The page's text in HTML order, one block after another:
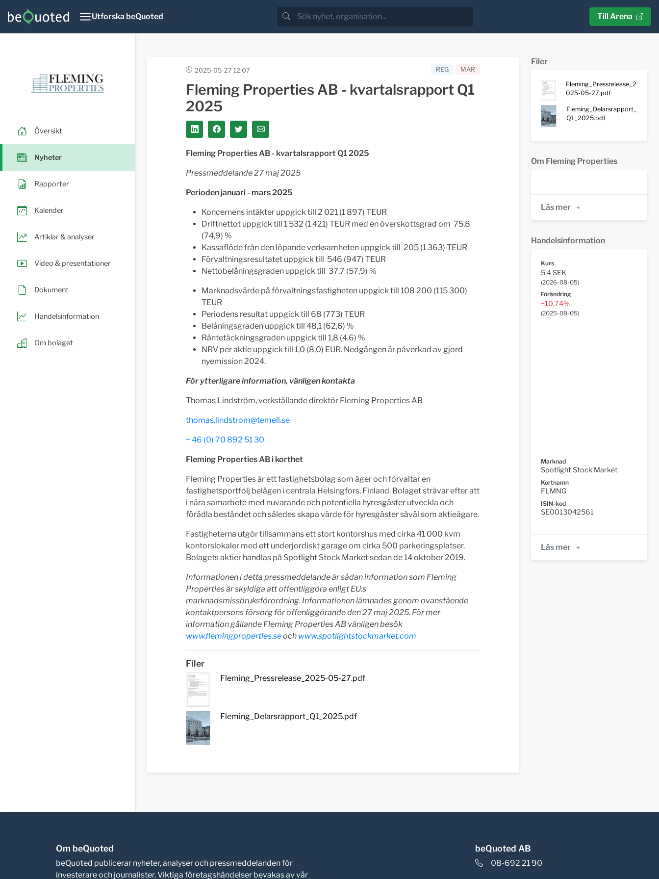
Utforska beQuoted Till Arena
Översikt
Nyheter
Rapporter
Kalender
Artiklar & analyser
Video & presentationer
Dokument
Handelsinformation
Om bolaget
2025-05-27 12:07 REG MAR
Fleming Properties AB - kvartalsrapport Q1
2025
Fleming Properties AB - kvartalsrapport Q1 2025
Pressmeddelande 27 maj 2025
Perioden januari - mars 2025
Koncernens intäkter uppgick till 2 021 (1 897) TEUR
Driftnettot uppgick till 1 532 (1 421) TEUR med en överskottsgrad om 75,8
(74,9) %
Kassaflöde från den löpande verksamheten uppgick till 205 (1 363) TEUR
Förvaltningsresultatet uppgick till 546 (947) TEUR
Nettobelåningsgraden uppgick till 37,7 (57,9) %
Marknadsvärde på förvaltningsfastigheten uppgick till 108 200 (115 300)
TEUR
Periodens resultat uppgick till 68 (773) TEUR
Belåningsgraden uppgick till 48,1 (62,6) %
Räntetäckningsgraden uppgick till 1,8 (4,6) %
NRV per aktie uppgick till 1,0 (8,0) EUR. Nedgången är påverkad av gjord
nyemission 2024.
För ytterligare information, vänligen kontakta
Thomas Lindström, verkställande direktör Fleming Properties AB
thomas.lindstrom@temell.se
+ 46 (0) 70 892 51 30
Fleming Properties AB i korthet
Fleming Properties är ett fastighetsbolag som äger och förvaltar en
fastighetsportfölj belägen i centrala Helsingfors, Finland. Bolaget strävar efter att
i nära samarbete med nuvarande och potentiella hyresgäster utveckla och
förädla beståndet och således skapa värde för hyresgäster såväl som aktieägare.
Fastigheterna utgör tillsammans ett stort kontorshus med cirka 41 000 kvm
kontorslokaler med ett underjordiskt garage om cirka 500 parkeringsplatser.
Bolagets aktier handlas på Spotlight Stock Market sedan de 14 oktober 2019.
Informationen i detta pressmeddelande är sådan information som Fleming
Properties är skyldiga att offentliggöra enligt EU:s
marknadsmissbruksförordning. Informationen lämnades genom ovanstående
kontaktpersons försorg för offenliggörande den 27 maj 2025. För mer
information gällande Fleming Properties AB vänligen besök
www.flemingproperties.seoch www.spotlightstockmarket.com
Filer
Fleming_Pressrelease_2025-05-27.pdf
Fleming_Delarsrapport_Q1_2025.pdf
Filer
Fleming_Pressrelease_2
025-05-27.pdf
Fleming_Delarsrapport_
Q1_2025.pdf
Om Fleming Properties
Läs mer
Handelsinformation
Kurs
5,4 SEK
(2026-08-05)
Förändring
−10,74%
(2025-08-05)
Marknad
Spotlight Stock Market
Kortnamn
FLMNG
ISIN-kod
SE0013042561
Läs mer
Om beQuoted
beQuoted publicerar nyheter, analyser och pressmeddelanden för
investerare och journalister. Viktiga företagshändelser bevakas av vår
beQuoted AB
08-692 21 90